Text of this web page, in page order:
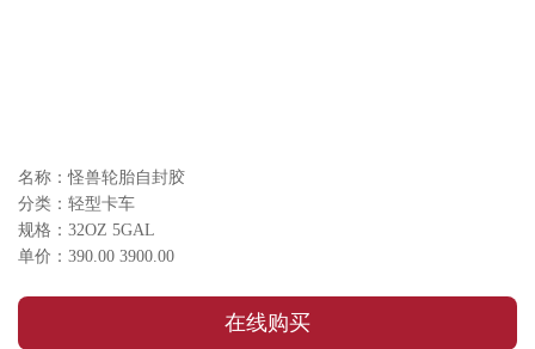
名称：怪兽轮胎自封胶
分类：轻型卡车
规格：32OZ 5GAL
单价：390.00 3900.00
在线购买